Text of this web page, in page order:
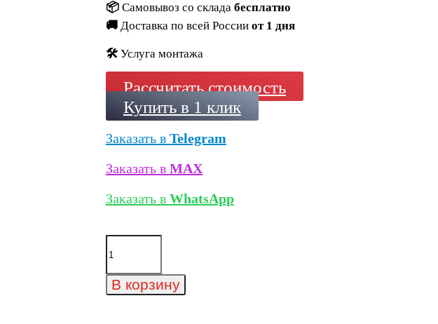
📦 Самовывоз со склада бесплатно
🚚 Доставка по всей России от 1 дня
🛠️ Услуга монтажа
Рассчитать стоимость
Купить в 1 клик
Заказать в Telegram
Заказать в MAX
Заказать в WhatsApp
Количество
товара
кирпич
Wandermode
В корзину